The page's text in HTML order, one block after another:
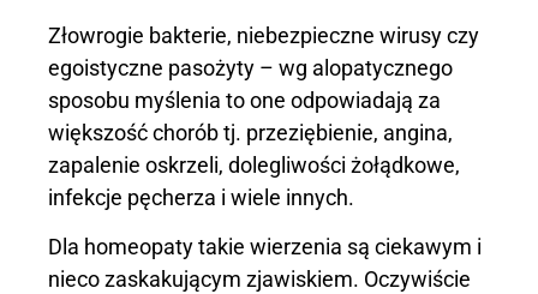
Złowrogie bakterie, niebezpieczne wirusy czy
egoistyczne pasożyty – wg alopatycznego
sposobu myślenia to one odpowiadają za
większość chorób tj. przeziębienie, angina,
zapalenie oskrzeli, dolegliwości żołądkowe,
infekcje pęcherza i wiele innych.
Dla homeopaty takie wierzenia są ciekawym i
nieco zaskakującym zjawiskiem. Oczywiście